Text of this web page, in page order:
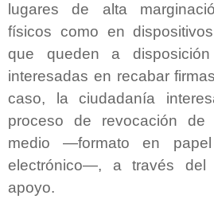
lugares de alta
físicos como en
que queden a
interesadas en recabar
caso, la ciudadanía
proceso de revocación de
medio —formato en
electrónico—, a través del
apoyo.